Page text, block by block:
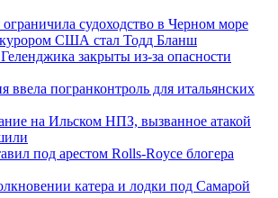
судоходство в Черном море
США стал Тодд Бланш
закрыты из-за опасности
ввела погранконтроль для итальянских
на Ильском НПЗ, вызванное атакой
под арестом Rolls-Royce блогера
катера и лодки под Самарой